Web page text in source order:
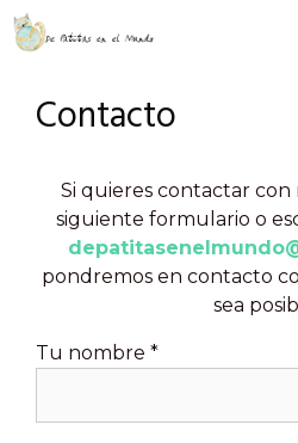
Saltar
Contacto
Si quieres contactar con
siguiente formulario o
pondremos en contacto
sea
Tu nombre *